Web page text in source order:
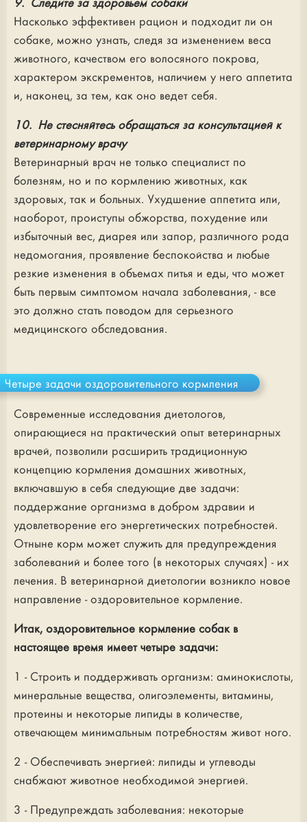
9. Следите за здоровьем собаки
Насколько эффективен рацион и подходит ли он
собаке, можно узнать, следя за изменением веса
животного, качеством его волосяного покрова,
характером экскрементов, наличием у него аппетита
и, наконец, за тем, как оно ведет себя.
10. Не стесняйтесь обращаться за консультацией к
ветеринарному врачу
Ветеринарный врач не только специалист по
болезням, но и по кормлению животных, как
здоровых, так и больных. Ухудшение аппетита или,
наоборот, проиступы обжорства, похудение или
избыточный вес, диарея или запор, различного рода
недомогания, проявление беспокойства и любые
резкие изменения в объемах питья и еды, что может
быть первым симптомом начала заболевания, - все
это должно стать поводом для серьезного
медицинского обследования.
Четыре задачи оздоровительного кормления
Современные исследования диетологов,
опирающиеся на практический опыт ветеринарных
врачей, позволили расширить традиционную
концепцию кормления домашних животных,
включавшую в себя следующие две задачи:
поддержание организма в добром здравии и
удовлетворение его энергетических потребностей.
Отныне корм может служить для предупреждения
заболеваний и более того (в некоторых случаях) - их
лечения. В ветеринарной диетологии возникло новое
направление - оздоровительное кормление.
Итак, оздоровительное кормление собак в
настоящее время имеет четыре задачи:
1 - Строить и поддерживать организм: аминокислоты,
минеральные вещества, олигоэлементы, витамины,
протеины и некоторые липиды в количестве,
отвечающем минимальным потребностям живот ного.
2 - Обеспечивать энергией: липиды и углеводы
снабжают животное необходимой энергией.
3 - Предупреждать заболевания: некоторые